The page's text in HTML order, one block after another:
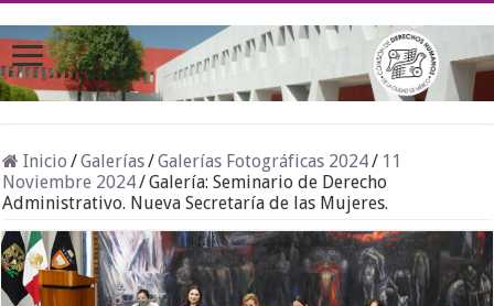
Inicio /Galerías/Galerías Fotográficas 2024/ 11
Noviembre 2024/Galería: Seminario de Derecho
Administrativo. Nueva Secretaría de las Mujeres.